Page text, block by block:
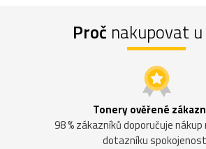
Proč nakupovat
Tonery ověřené
98 % zákazníků doporučuje
dotazníku